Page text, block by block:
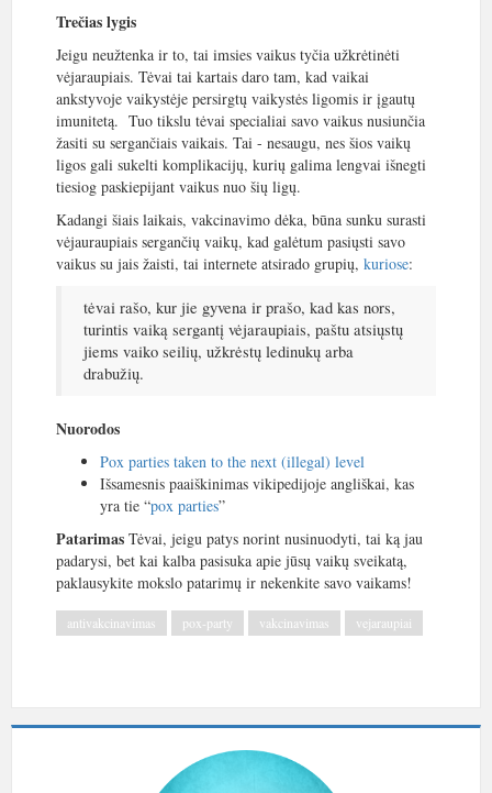
Trečias lygis
Jeigu neužtenka ir to, tai imsies vaikus tyčia užkrėtinėti
vėjaraupiais. Tėvai tai kartais daro tam, kad vaikai
ankstyvoje vaikystėje persirgtų vaikystės ligomis ir įgautų
imunitetą. Tuo tikslu tėvai specialiai savo vaikus nusiunčia
žasiti su sergančiais vaikais. Tai - nesaugu, nes šios vaikų
ligos gali sukelti komplikacijų, kurių galima lengvai išnegti
tiesiog paskiepijant vaikus nuo šių ligų.
Kadangi šiais laikais, vakcinavimo dėka, būna sunku surasti
vėjauraupiais sergančių vaikų, kad galėtum pasiųsti savo
vaikus su jais žaisti, tai internete atsirado grupių, kuriose:
tėvai rašo, kur jie gyvena ir prašo, kad kas nors,
turintis vaiką sergantį vėjaraupiais, paštu atsiųstų
jiems vaiko seilių, užkrėstų ledinukų arba
drabužių.
Nuorodos
Pox parties taken to the next (illegal) level
Išsamesnis paaiškinimas vikipedijoje angliškai, kas
yra tie “pox parties”
Patarimas Tėvai, jeigu patys norint nusinuodyti, tai ką jau
padarysi, bet kai kalba pasisuka apie jūsų vaikų sveikatą,
paklausykite mokslo patarimų ir nekenkite savo vaikams!
antivakcinavimas pox-party vakcinavimas vejaraupiai